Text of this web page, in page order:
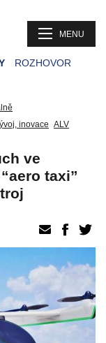
MENU
ROZHOVOR
inovace ALV
ve
taxi”